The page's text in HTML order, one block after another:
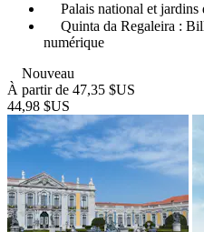
Palais national et
Quinta da Regaleira :
numérique
Nouveau
À partir de 47,35 $US
44,98 $US